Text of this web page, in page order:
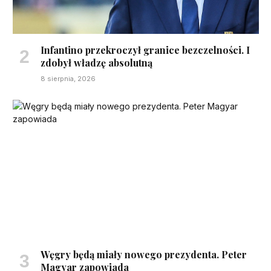
Infantino przekroczył granice bezczelności. I
zdobył władzę absolutną
8 sierpnia, 2026
Węgry będą miały nowego prezydenta. Peter
Magyar zapowiada